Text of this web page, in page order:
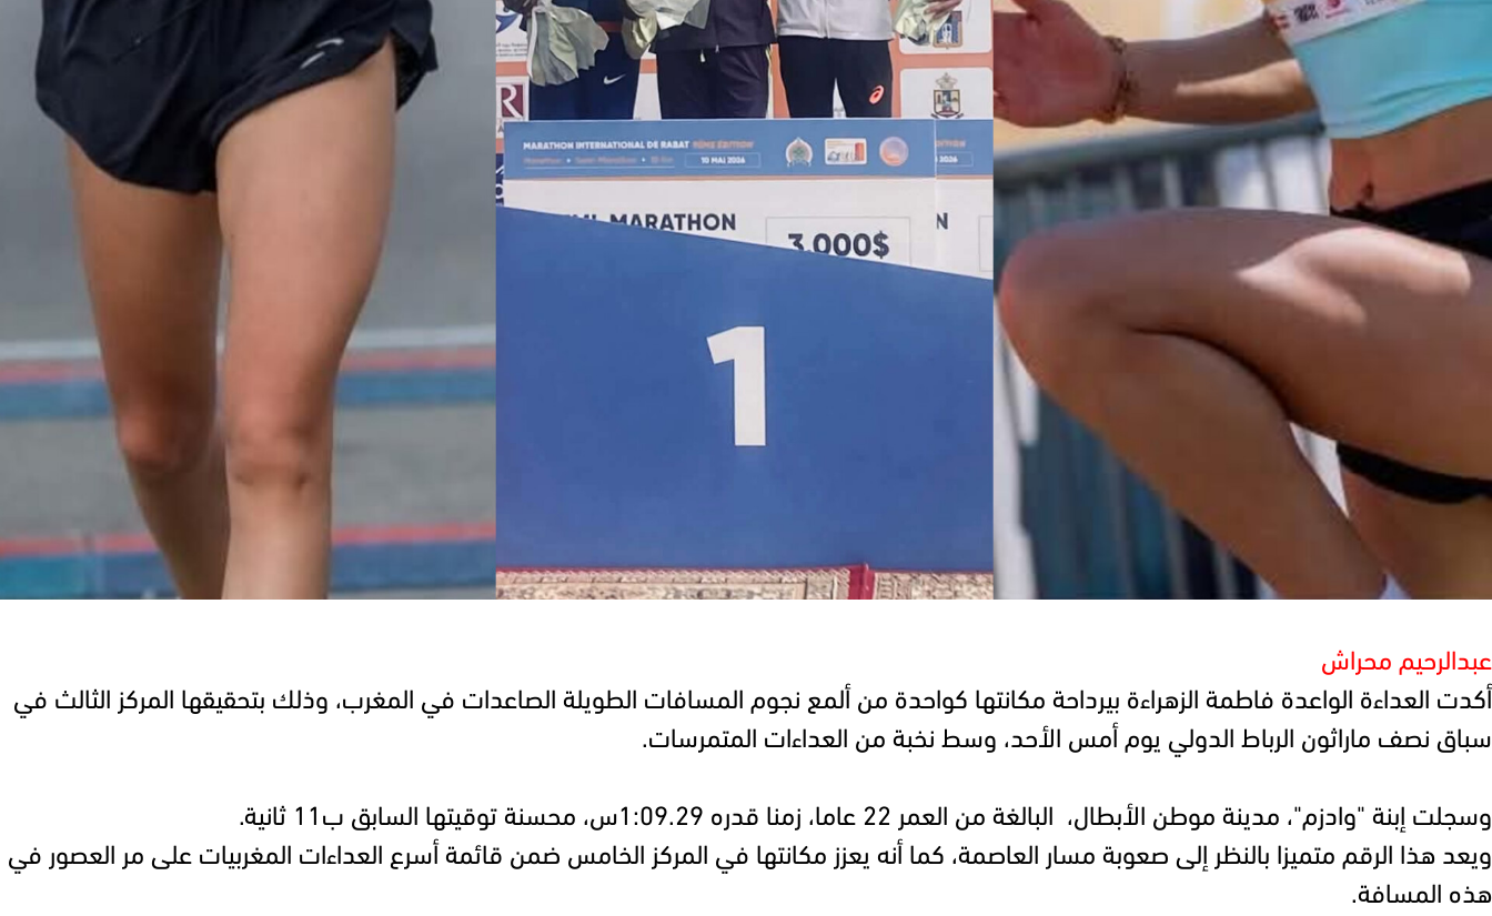
عبدالرحيم محراش
​أكدت العداءة الواعدة فاطمة الزهراءة بيرداحة مكانتها كواحدة من ألمع نجوم المسافات الطويلة الصاعدات في المغرب، وذلك بتحقيقها المركز الثالث في
سباق نصف ماراثون الرباط الدولي يوم أمس الأحد، وسط نخبة من العداءات المتمرسات.
وسجلت إبنة "وادزم"، مدينة موطن الأبطال، البالغة من العمر 22 عاما، زمنا قدره 1:09.29س، محسنة توقيتها السابق ب11 ثانية.
ويعد هذا الرقم متميزا بالنظر إلى صعوبة مسار العاصمة، كما أنه يعزز مكانتها في المركز الخامس ضمن قائمة أسرع العداءات المغربيات على مر العصور في
هذه المسافة.